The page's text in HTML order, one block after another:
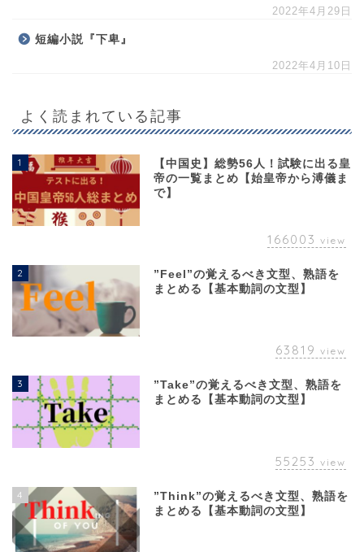
2022年4月29日
短編小説『下卑』
2022年4月10日
よく読まれている記事
1
【中国史】総勢56人！試験に出る皇
帝の一覧まとめ【始皇帝から溥儀ま
で】
166003 view
2
”Feel”の覚えるべき文型、熟語を
まとめる【基本動詞の文型】
63819 view
3
”Take”の覚えるべき文型、熟語を
まとめる【基本動詞の文型】
55253 view
4
”Think”の覚えるべき文型、熟語を
まとめる【基本動詞の文型】